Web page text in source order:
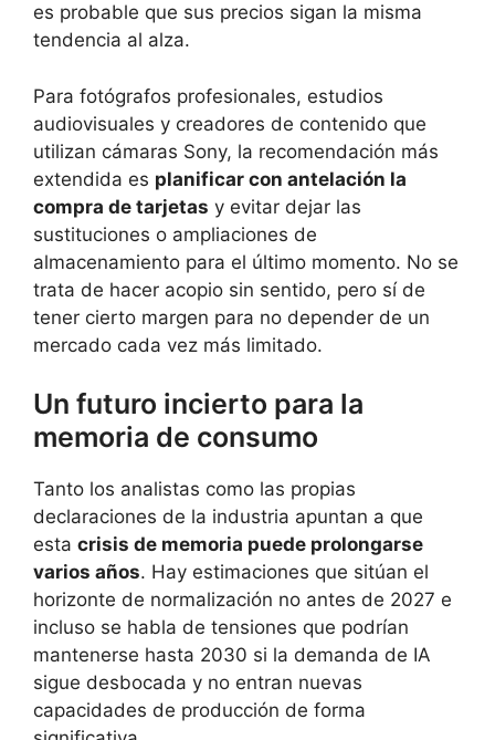
es probable que sus precios sigan la misma
tendencia al alza.
Para fotógrafos profesionales, estudios
audiovisuales y creadores de contenido que
utilizan cámaras Sony, la recomendación más
extendida es planificar con antelación la
compra de tarjetas y evitar dejar las
sustituciones o ampliaciones de
almacenamiento para el último momento. No se
trata de hacer acopio sin sentido, pero sí de
tener cierto margen para no depender de un
mercado cada vez más limitado.
Un futuro incierto para la
memoria de consumo
Tanto los analistas como las propias
declaraciones de la industria apuntan a que
esta crisis de memoria puede prolongarse
varios años. Hay estimaciones que sitúan el
horizonte de normalización no antes de 2027 e
incluso se habla de tensiones que podrían
mantenerse hasta 2030 si la demanda de IA
sigue desbocada y no entran nuevas
capacidades de producción de forma